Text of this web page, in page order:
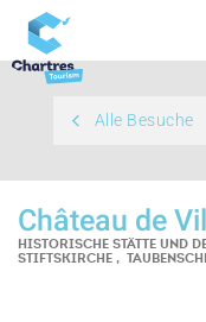
Alle Besuche
Château de
HISTORISCHE STÄTTE UND
STIFTSKIRCHE ,